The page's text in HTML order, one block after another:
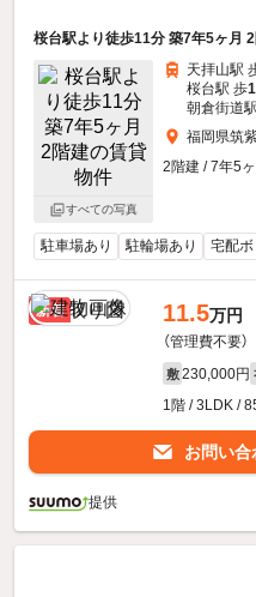
桜台駅より徒歩11分 築7年5ヶ月
すべての写真
天拝山駅
桜台駅 歩
朝倉街道
福岡県筑
2階建 / 7年5
駐車場あり 駐輪場あり 宅配
新着 11.5万円
（管理費不要）
敷 230,000円
1階 / 3LDK /
お問い合
提供